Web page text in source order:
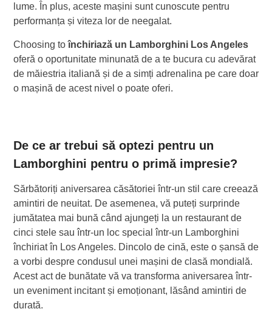
lume. În plus, aceste mașini sunt cunoscute pentru
performanța și viteza lor de neegalat.
Choosing toînchiriază un Lamborghini Los Angeles
oferă o oportunitate minunată de a te bucura cu adevărat
de măiestria italiană și de a simți adrenalina pe care doar
o mașină de acest nivel o poate oferi.
De ce ar trebui să optezi pentru un
Lamborghini pentru o primă impresie?
Sărbătoriți aniversarea căsătoriei într-un stil care creează
amintiri de neuitat. De asemenea, vă puteți surprinde
jumătatea mai bună când ajungeți la un restaurant de
cinci stele sau într-un loc special într-un Lamborghini
închiriat în Los Angeles. Dincolo de cină, este o șansă de
a vorbi despre condusul unei mașini de clasă mondială.
Acest act de bunătate vă va transforma aniversarea într-
un eveniment incitant și emoționant, lăsând amintiri de
durată.